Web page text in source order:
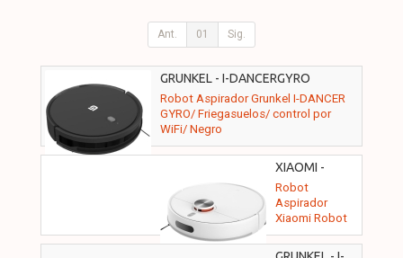
Ant. 01 Sig.
GRUNKEL - I-DANCERGYRO
Robot Aspirador Grunkel I-DANCER
GYRO/ Friegasuelos/ control por
WiFi/ Negro
XIAOMI -
BHR9664EU
Robot
Aspirador
Xiaomi Robot
Vacuum S40C/
Friegasuelos/